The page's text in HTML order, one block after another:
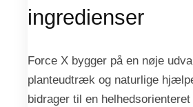
ingredienser
Force X bygger på en nøje
planteudtræk og naturlige
bidrager til en